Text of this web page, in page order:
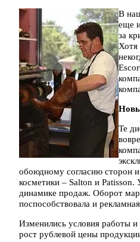
В
еще
за
Хотя
Те
обоюдному согласию сторон
косметики – Salton и Patisson.
динамике продаж. Оборот
поспособствовала и
Изменились условия работы
рост рублевой цены